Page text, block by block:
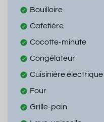
Bouilloire
Cafetière
Cocotte-minute
Congélateur
Cuisinière électrique
Four
Grille-pain